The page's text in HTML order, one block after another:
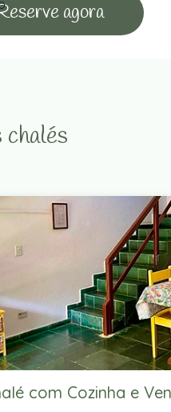
agora
chalés
com Cozinha e